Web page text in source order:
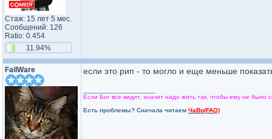
Стаж: 15 лет 5 мес.
Сообщений: 126
Ratio: 0.454
11.94%
FailWare если это рип - то могло и еще меньше
Если Бог все видит, значит надо жить так, чтобы ему не было
Есть проблемы? Сначала читаем ЧаВо(FAQ)